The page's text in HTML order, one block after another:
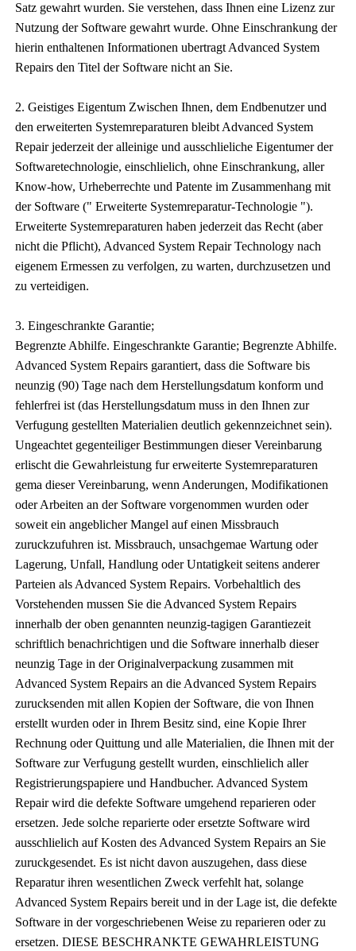
Satz gewahrt wurden. Sie verstehen, dass Ihnen eine Lizenz zur
Nutzung der Software gewahrt wurde. Ohne Einschrankung der
hierin enthaltenen Informationen ubertragt Advanced System
Repairs den Titel der Software nicht an Sie.
2. Geistiges Eigentum Zwischen Ihnen, dem Endbenutzer und
den erweiterten Systemreparaturen bleibt Advanced System
Repair jederzeit der alleinige und ausschlieliche Eigentumer der
Softwaretechnologie, einschlielich, ohne Einschrankung, aller
Know-how, Urheberrechte und Patente im Zusammenhang mit
der Software (" Erweiterte Systemreparatur-Technologie ").
Erweiterte Systemreparaturen haben jederzeit das Recht (aber
nicht die Pflicht), Advanced System Repair Technology nach
eigenem Ermessen zu verfolgen, zu warten, durchzusetzen und
zu verteidigen.
3. Eingeschrankte Garantie;
Begrenzte Abhilfe. Eingeschrankte Garantie; Begrenzte Abhilfe.
Advanced System Repairs garantiert, dass die Software bis
neunzig (90) Tage nach dem Herstellungsdatum konform und
fehlerfrei ist (das Herstellungsdatum muss in den Ihnen zur
Verfugung gestellten Materialien deutlich gekennzeichnet sein).
Ungeachtet gegenteiliger Bestimmungen dieser Vereinbarung
erlischt die Gewahrleistung fur erweiterte Systemreparaturen
gema dieser Vereinbarung, wenn Anderungen, Modifikationen
oder Arbeiten an der Software vorgenommen wurden oder
soweit ein angeblicher Mangel auf einen Missbrauch
zuruckzufuhren ist. Missbrauch, unsachgemae Wartung oder
Lagerung, Unfall, Handlung oder Untatigkeit seitens anderer
Parteien als Advanced System Repairs. Vorbehaltlich des
Vorstehenden mussen Sie die Advanced System Repairs
innerhalb der oben genannten neunzig-tagigen Garantiezeit
schriftlich benachrichtigen und die Software innerhalb dieser
neunzig Tage in der Originalverpackung zusammen mit
Advanced System Repairs an die Advanced System Repairs
zurucksenden mit allen Kopien der Software, die von Ihnen
erstellt wurden oder in Ihrem Besitz sind, eine Kopie Ihrer
Rechnung oder Quittung und alle Materialien, die Ihnen mit der
Software zur Verfugung gestellt wurden, einschlielich aller
Registrierungspapiere und Handbucher. Advanced System
Repair wird die defekte Software umgehend reparieren oder
ersetzen. Jede solche reparierte oder ersetzte Software wird
ausschlielich auf Kosten des Advanced System Repairs an Sie
zuruckgesendet. Es ist nicht davon auszugehen, dass diese
Reparatur ihren wesentlichen Zweck verfehlt hat, solange
Advanced System Repairs bereit und in der Lage ist, die defekte
Software in der vorgeschriebenen Weise zu reparieren oder zu
ersetzen. DIESE BESCHRANKTE GEWAHRLEISTUNG